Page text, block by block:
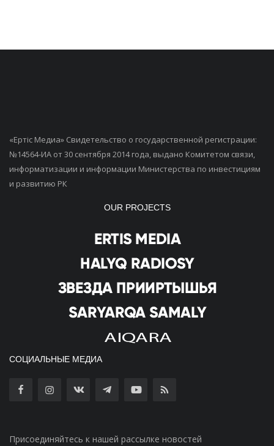
«Ертiс Медиа» Свидетельство о государственной регистрации:
№14564-ИА от 30 сентября 2014 года, выдано Комитетом связи,
информатизации и информации Министерства по инвестициям
и развитию РК
OUR PROJECTS
СОЦИАЛЬНЫЕ МЕДИА
Присоединяйтесь к нашей рассылке новостей